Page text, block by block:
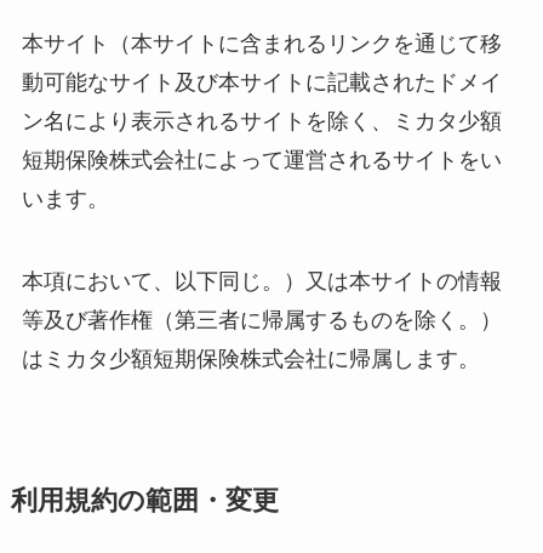
本サイト（本サイトに含まれるリンクを通じて移
動可能なサイト及び本サイトに記載されたドメイ
ン名により表示されるサイトを除く、ミカタ少額
短期保険株式会社によって運営されるサイトをい
います。
本項において、以下同じ。）又は本サイトの情報
等及び著作権（第三者に帰属するものを除く。）
はミカタ少額短期保険株式会社に帰属します。
利用規約の範囲・変更